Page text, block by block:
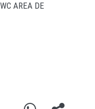
AREA DE